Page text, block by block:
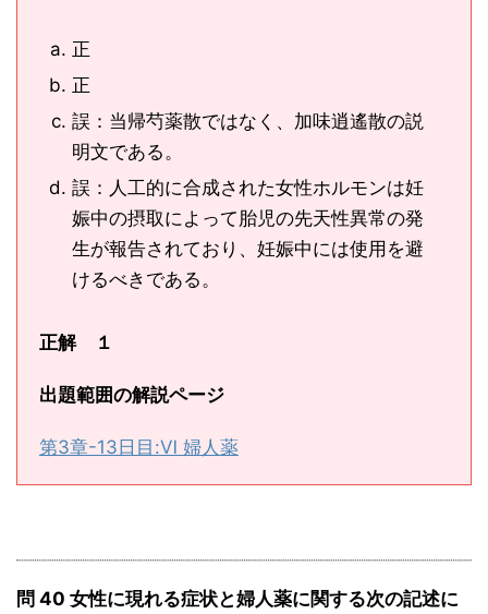
正
正
誤：当帰芍薬散ではなく、加味逍遙散の説
明文である。
誤：人工的に合成された女性ホルモンは妊
娠中の摂取によって胎児の先天性異常の発
生が報告されており、妊娠中には使用を避
けるべきである。
正解 １
出題範囲の解説ページ
第3章-13日目:Ⅵ 婦人薬
問 40 女性に現れる症状と婦人薬に関する次の記述に